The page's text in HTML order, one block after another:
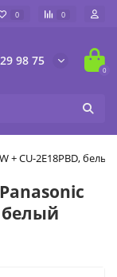
0 0
98 75
0
CU-2E18PBD, белый
белый